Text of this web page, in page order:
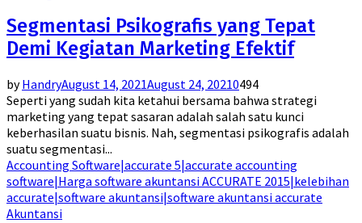
Segmentasi Psikografis yang Tepat
Demi Kegiatan Marketing Efektif
byHandryAugust 14, 2021August 24, 20210494
Seperti yang sudah kita ketahui bersama bahwa strategi
marketing yang tepat sasaran adalah salah satu kunci
keberhasilan suatu bisnis. Nah, segmentasi psikografis adalah
suatu segmentasi...
Accounting Software|accurate 5|accurate accounting
software|Harga software akuntansi ACCURATE 2015|kelebihan
accurate|software akuntansi|software akuntansi accurate
Akuntansi